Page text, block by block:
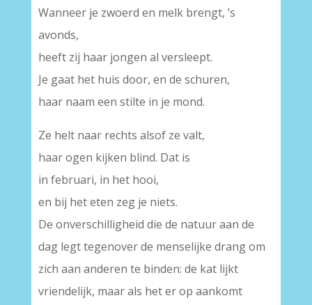
Wanneer je zwoerd en melk brengt, ’s
avonds,
heeft zij haar jongen al versleept.
Je gaat het huis door, en de schuren,
haar naam een stilte in je mond.
Ze helt naar rechts alsof ze valt,
haar ogen kijken blind. Dat is
in februari, in het hooi,
en bij het eten zeg je niets.
De onverschilligheid die de natuur aan de
dag legt tegenover de menselijke drang om
zich aan anderen te binden: de kat lijkt
vriendelijk, maar als het er op aankomt